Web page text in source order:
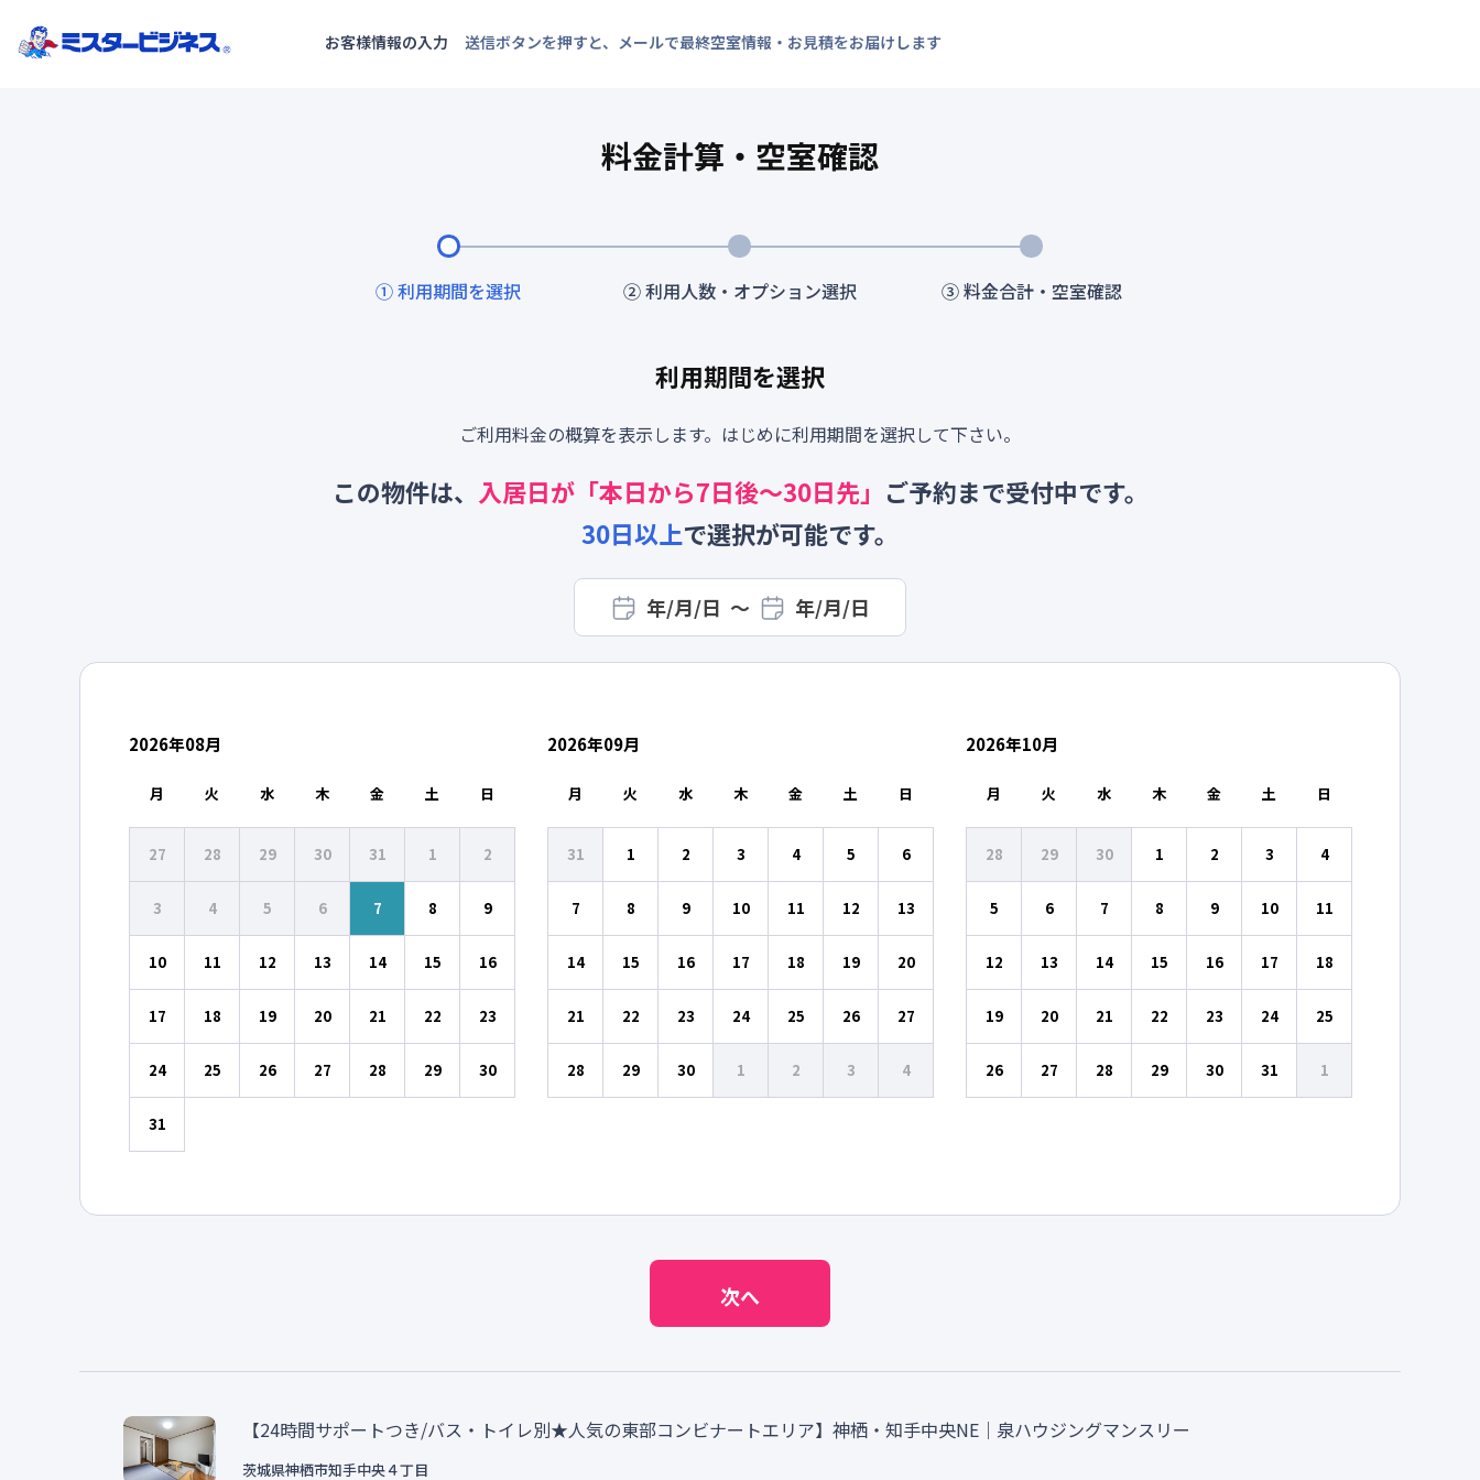
お客様情報の入力 送信ボタンを押すと、メールで最終空室情報・お見積をお届けします
料金計算・空室確認
① 利用期間を選択 ② 利用人数・オプション選択 ③ 料金合計・空室確認
利用期間を選択
ご利用料金の概算を表示します。はじめに利用期間を選択して下さい。
この物件は、 入居日が「本日から7日後～30日先」 ご予約まで受付中です。
30日以上で選択が可能です。
年/月/日 〜 年/月/日
2026年08月
月 火 水 木 金 土 日
27 28 29 30 31 1 2
3 4 5 6 7 8 9
10 11 12 13 14 15 16
17 18 19 20 21 22 23
24 25 26 27 28 29 30
31
2026年09月
月 火 水 木 金 土 日
31 1 2 3 4 5 6
7 8 9 10 11 12 13
14 15 16 17 18 19 20
21 22 23 24 25 26 27
28 29 30 1 2 3 4
2026年10月
月 火 水 木 金 土 日
28 29 30 1 2 3 4
5 6 7 8 9 10 11
12 13 14 15 16 17 18
19 20 21 22 23 24 25
26 27 28 29 30 31 1
次へ
【24時間サポートつき/バス・トイレ別★人気の東部コンビナートエリア】神栖・知手中央NE｜泉ハウジングマンスリー
茨城県神栖市知手中央４丁目